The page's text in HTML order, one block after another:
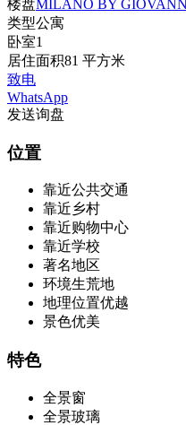
楼盘MILANO BY GIOVANNI
类型公寓
卧室1
居住面积81 平方米
致电
WhatsApp
发送询盘
位置
靠近公共交通
靠近乡村
靠近购物中心
靠近学校
著名地区
环境生荒地
地理位置优越
景色优美
特色
全景窗
全景玻璃